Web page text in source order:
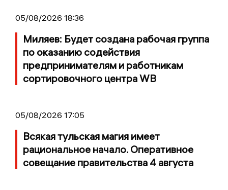
05/08/2026 18:36
Миляев: Будет создана рабочая группа
по оказанию содействия
предпринимателям и работникам
сортировочного центра WB
05/08/2026 17:05
Всякая тульская магия имеет
рациональное начало. Оперативное
совещание правительства 4 августа